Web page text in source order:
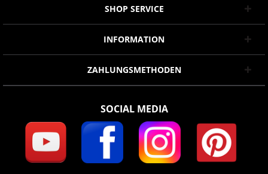
SHOP SERVICE
INFORMATION
ZAHLUNGSMETHODEN
SOCIAL MEDIA